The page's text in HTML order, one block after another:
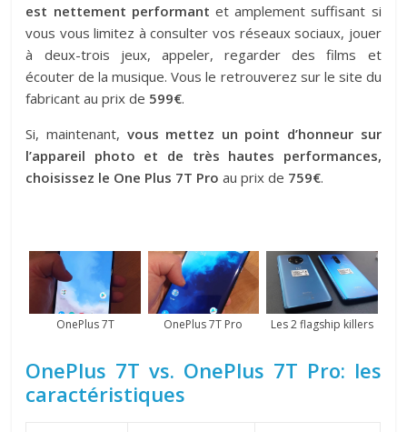
est nettement performant et amplement suffisant si
vous vous limitez à consulter vos réseaux sociaux, jouer
à deux-trois jeux, appeler, regarder des films et
écouter de la musique. Vous le retrouverez sur le site du
fabricant au prix de 599€.
Si, maintenant, vous mettez un point d’honneur sur
l’appareil photo et de très hautes performances,
choisissez le One Plus 7T Pro au prix de 759€.
OnePlus 7T OnePlus 7T Pro Les 2 flagship killers
OnePlus 7T vs. OnePlus 7T Pro: les
caractéristiques